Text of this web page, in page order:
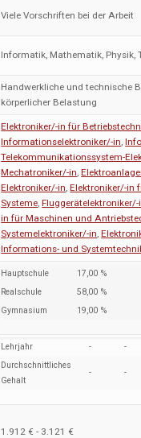
Viele Vorschriften bei der Arbeit
Informatik, Mathematik, Physik,
Handwerkliche und technische
körperlicher Belastung
Elektroniker/-in für
Informationselektroniker/-in,
Telekommunikationssystem-
Mechatroniker/-in,
Elektroniker/-in,Elektroniker/-in
Systeme,Fluggerätelektroniker/-
in für Maschinen und
Systemelektroniker/-in,
Informations- und
Hauptschule
17,00 %
Realschule
58,00 %
Gymnasium
19,00 %
Lehrjahr - -
Durchschnittliches
Gehalt
- -
1.912 € - 3.121 €